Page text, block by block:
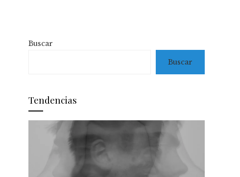
Buscar
Buscar
Tendencias